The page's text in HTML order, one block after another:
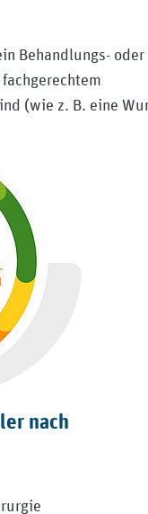
Behandlungs-
(wie z. B. eine
nach